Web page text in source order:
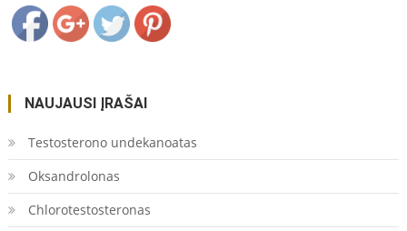
NAUJAUSI ĮRAŠAI
Testosterono undekanoatas
Oksandrolonas
Chlorotestosteronas